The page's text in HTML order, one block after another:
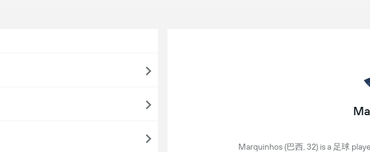
Marquinhos (巴西, 32) is a 足球